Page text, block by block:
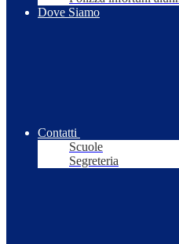
Dove Siamo
Contatti
Scuole
Segreteria